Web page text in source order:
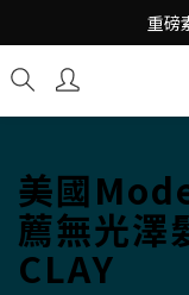
重磅
美國
薦無光
CLAY